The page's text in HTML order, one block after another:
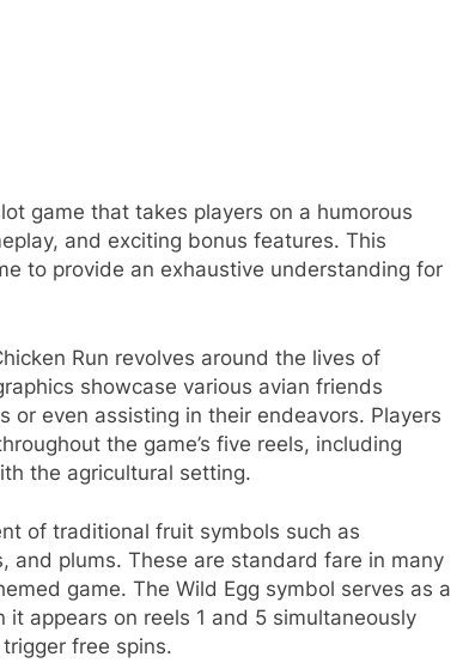
game that takes players on a humorous
and exciting bonus features. This
to provide an exhaustive understanding for
Run revolves around the lives of
showcase various avian friends
even assisting in their endeavors. Players
the game’s five reels, including
the agricultural setting.
of traditional fruit symbols such as
and plums. These are standard fare in many
game. The Wild Egg symbol serves as a
appears on reels 1 and 5 simultaneously
free spins.